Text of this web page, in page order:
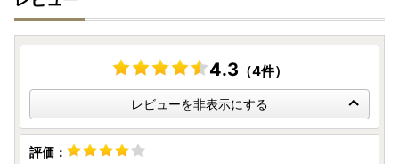
日向市ふるさと納税事業の範囲内で各種委託業者に情報提供
します。
・ふるさと納税事務処理、申請書類の各種手続きのため
・お礼の品発送のため
・お問い合わせ回答、履歴管理、サービス向上のため
・ふるさと納税のカタログ、メールマガジン、資料の送付、
その他サービスの提供のため
4.3 （4件）
レビューを非表示にする